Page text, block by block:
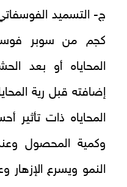
كجم من سوبر
المحاياه أو بعد
إضافته قبل رية
المحاياه ذات تأثير
وكمية المحصول
النمو ويسرع